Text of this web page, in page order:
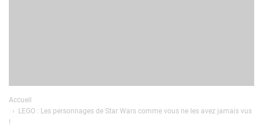
Accueil
LEGO : Les personnages de Star Wars comme vous ne les avez jamais vus
!